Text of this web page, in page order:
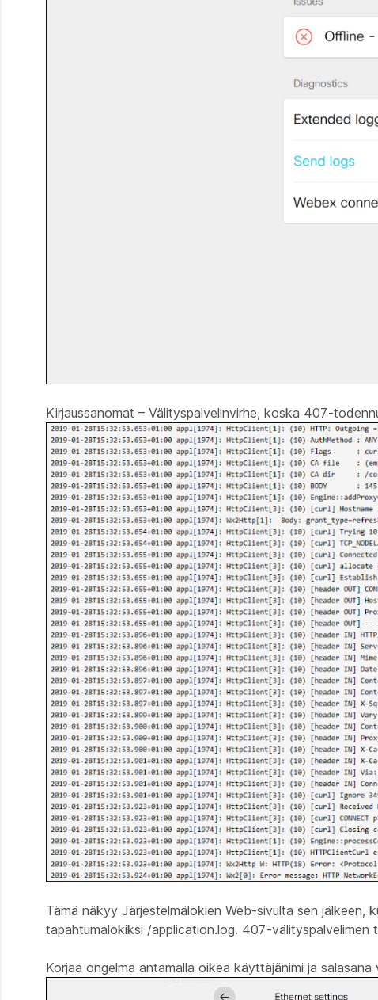
Kirjaussanomat – Välityspalvelinvirhe, koska 407-
Tämä näkyy Järjestelmälokien Web-sivulta sen
tapahtumalokiksi /application.log. 407-välityspalvelimen
Korjaa ongelma antamalla oikea käyttäjänimi ja